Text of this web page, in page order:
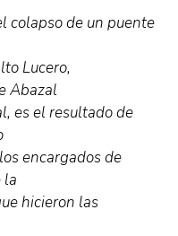
colapso de un puente
Lucero,
Abazal
es el resultado de
encargados de
la
hicieron las